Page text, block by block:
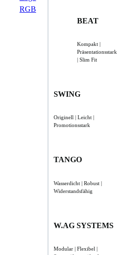
BEAT
Kompakt |
Präsentationsstark
| Slim Fit
SWING
Originell | Leicht |
Promotionsstark
TANGO
Wasserdicht | Robust |
Widerstandsfähig
W.AG SYSTEMS
Modular | Flexibel |